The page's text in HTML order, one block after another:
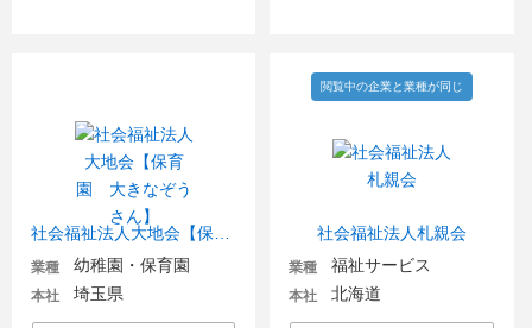
業種 幼稚園・保育園
本社 埼玉県
社会福祉法人札親会
閲覧中の企業と業種が同じ
業種 福祉サービス
本社 北海道